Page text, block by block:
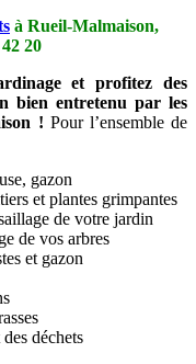
à Rueil-Malmaison,
20
et profitez des
bien entretenu par les
! Pour l’ensemble de
gazon
et plantes grimpantes
de votre jardin
de vos arbres
et gazon
déchets